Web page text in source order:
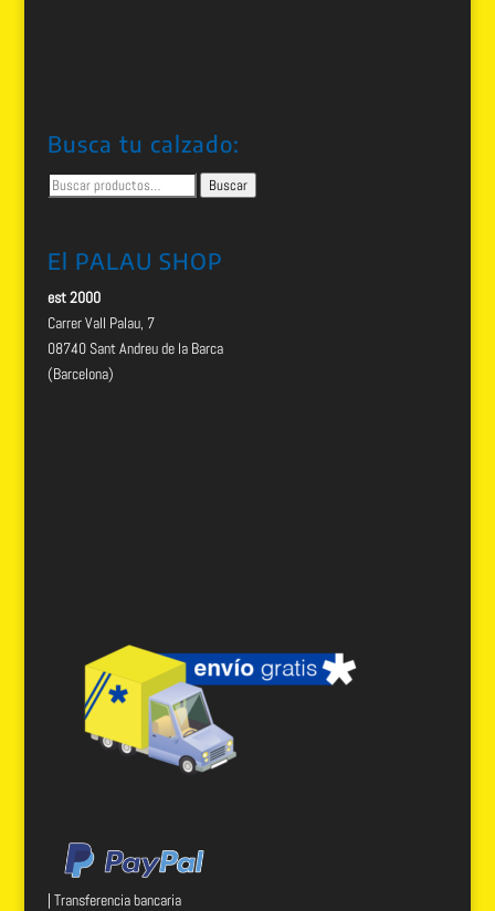
Busca tu calzado:
Buscar
por:
Buscar
El PALAU SHOP
est 2000
Carrer Vall Palau, 7
08740 Sant Andreu de la Barca
(Barcelona)
| Transferencia bancaria